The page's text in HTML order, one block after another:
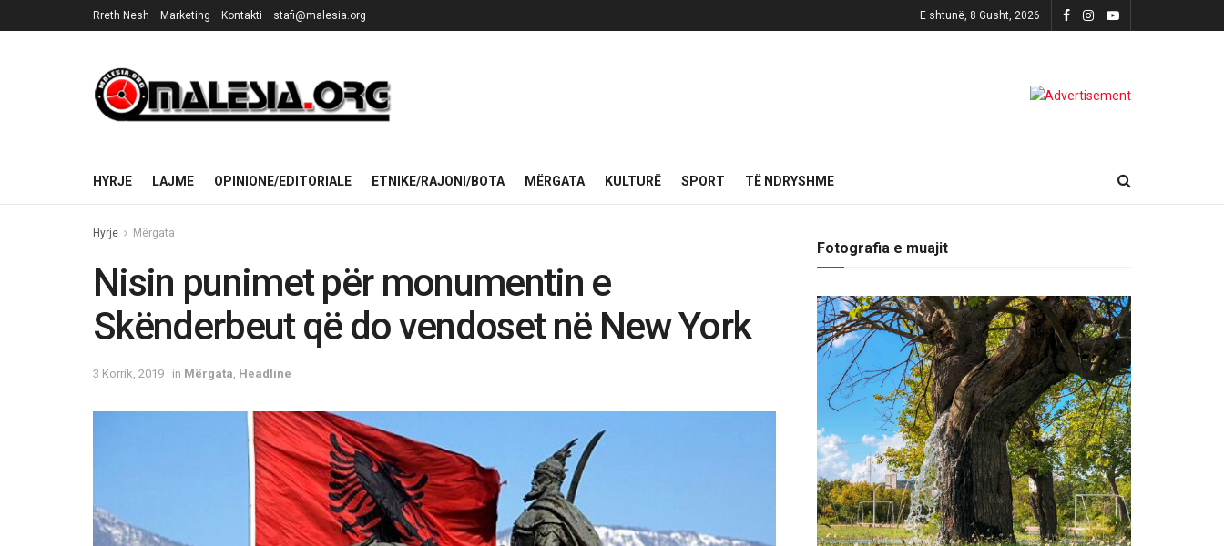
Rreth Nesh Marketing Kontakti stafi@malesia.org E shtunë, 8 Gusht, 2026
HYRJE LAJME OPINIONE/EDITORIALE ETNIKE/RAJONI/BOTA MËRGATA KULTURË SPORT TË NDRYSHME
Hyrje Mërgata
Nisin punimet për monumentin e
Skënderbeut që do vendoset në New York
3 Korrik, 2019 in Mërgata Headline
Fotografia e muajit